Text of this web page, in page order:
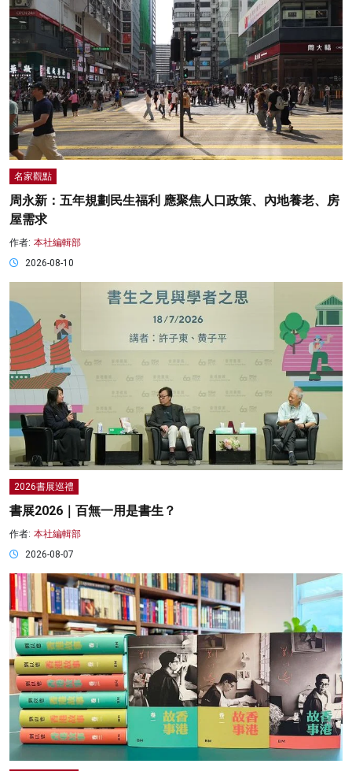
名家觀點
周永新：五年規劃民生福利 應聚焦人口政策、內地養老、房
屋需求
作者: 本社編輯部
2026-08-10
2026書展巡禮
書展2026｜百無一用是書生？
作者: 本社編輯部
2026-08-07